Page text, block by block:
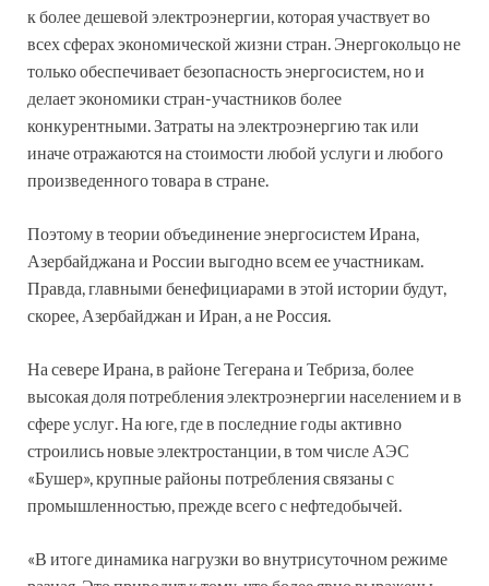
к более дешевой электроэнергии, которая участвует во
всех сферах экономической жизни стран. Энергокольцо не
только обеспечивает безопасность энергосистем, но и
делает экономики стран-участников более
конкурентными. Затраты на электроэнергию так или
иначе отражаются на стоимости любой услуги и любого
произведенного товара в стране.
Поэтому в теории объединение энергосистем Ирана,
Азербайджана и России выгодно всем ее участникам.
Правда, главными бенефициарами в этой истории будут,
скорее, Азербайджан и Иран, а не Россия.
На севере Ирана, в районе Тегерана и Тебриза, более
высокая доля потребления электроэнергии населением и в
сфере услуг. На юге, где в последние годы активно
строились новые электростанции, в том числе АЭС
«Бушер», крупные районы потребления связаны с
промышленностью, прежде всего с нефтедобычей.
«В итоге динамика нагрузки во внутрисуточном режиме